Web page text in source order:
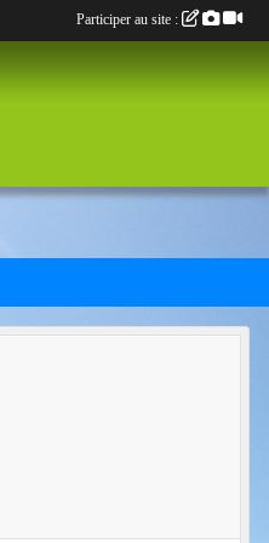
Participer au site :